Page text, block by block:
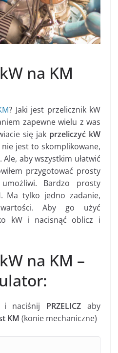
na KM
? Jaki jest przelicznik kW
zapewne wielu z was
się jak przeliczyć kW
jest to skomplikowane,
aby wszystkim ułatwić
przygotować prosty
Bardzo prosty
. Ma tylko jedno zadanie,
Aby go użyć
kW i nacisnąć oblicz i
na KM –
naciśnij PRZELICZ aby
KM (konie mechaniczne)